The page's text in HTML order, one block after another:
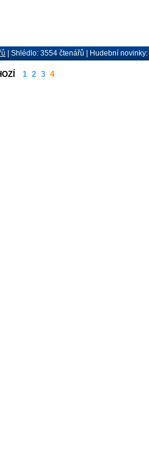
| Shlédlo: 3554 čtenářů | Hudební novinky:
1 2 3 4